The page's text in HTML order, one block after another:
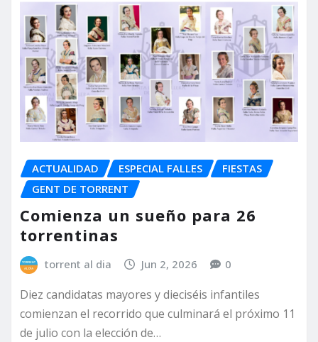
ACTUALIDAD ESPECIAL FALLES
FIESTAS
GENT DE TORRENT
Comienza un sueño para 26
torrentinas
torrent al dia Jun 2, 2026 0
Diez candidatas mayores y dieciséis infantiles
comienzan el recorrido que culminará el próximo 11
de julio con la elección de…